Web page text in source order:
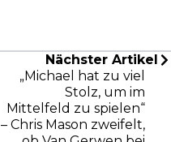
Nächster Artikel
„Michael hat zu viel
Stolz, um im
Mittelfeld zu spielen“
– Chris Mason zweifelt,